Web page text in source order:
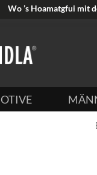
Wo ’s Hoamatgfui mit